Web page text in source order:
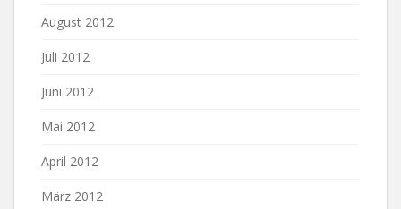
August 2012
Juli 2012
Juni 2012
Mai 2012
April 2012
März 2012